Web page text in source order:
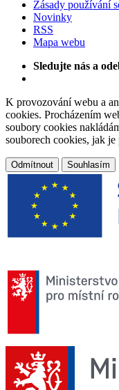
Zásady používání
Novinky
RSS
Mapa webu
Sledujte nás a
K provozování webu a
cookies. Procházením
soubory cookies
souborech cookies, jak
Odmítnout Souhlasím